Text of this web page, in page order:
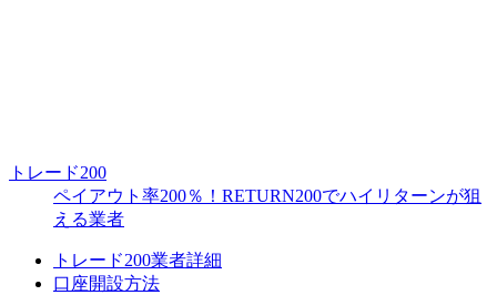
トレード200
ペイアウト率200％！RETURN200でハイリターンが狙
える業者
トレード200業者詳細
口座開設方法